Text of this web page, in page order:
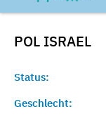
POL ISRAEL
Status:
Geschlecht: